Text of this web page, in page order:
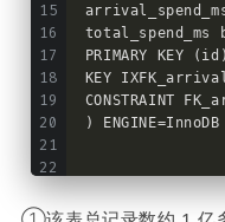
total_spend_ms
PRIMARY KEY
KEY
CONSTRAINT
)